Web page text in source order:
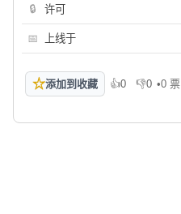
🔒 许可
📅 上线于
☆添加到收藏 👍0
喜欢 👎0
不喜欢
•0 票